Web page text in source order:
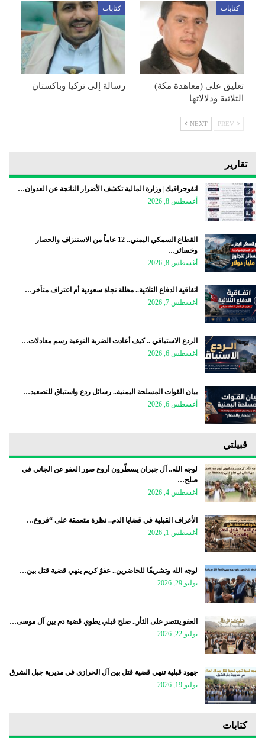
كتابات
تعليق على (معاهدة مكة)
الثلاثية ودلالاتها
كتابات
رسالة إلى تركيا وباكستان
NEXT
تقارير
انفوجرافيك| وزارة المالية تكشف الأضرار الناتجة عن العدوان…
أغسطس 8, 2026
القطاع السمكي اليمني.. 12 عاماً من الاستنزاف والحصار
وخسائر…
أغسطس 8, 2026
اتفاقية الدفاع الثلاثية.. مظلة نجاة سعودية أم اعتراف متأخر…
أغسطس 7, 2026
الردع الاستباقي .. كيف أعادت الضربة النوعية رسم معادلات…
أغسطس 6, 2026
بيان القوات المسلحة اليمنية.. رسائل ردع واستباق للتصعيد…
أغسطس 6, 2026
قبيلتي
لوجه الله.. آل جبران يسطّرون أروع صور العفو عن الجاني في
صلح…
أغسطس 4, 2026
الأعراف القبلية في قضايا الدم.. نظرة متعمقة على “فروع…
أغسطس 1, 2026
لوجه الله وتشريفًا للحاضرين.. عفوٌ كريم ينهي قضية قتل بين…
يوليو 29, 2026
العفو ينتصر على الثأر.. صلح قبلي يطوي قضية دم بين آل موسى…
يوليو 22, 2026
جهود قبلية تنهي قضية قتل بين آل الحرازي في مديرية جبل الشرق
يوليو 19, 2026
كتابات